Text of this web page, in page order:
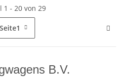
1 - 20 von 29
Seite1
B.V.